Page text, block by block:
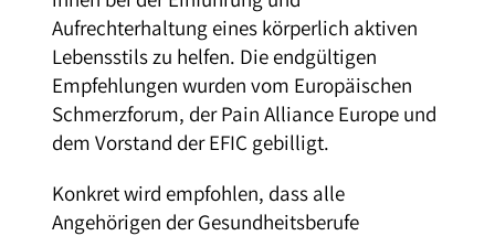
Aufrechterhaltung eines körperlich aktiven
Lebensstils zu helfen. Die endgültigen
Empfehlungen wurden vom Europäischen
Schmerzforum, der Pain Alliance Europe und
dem Vorstand der EFIC gebilligt.
Konkret wird empfohlen, dass alle
Angehörigen der Gesundheitsberufe